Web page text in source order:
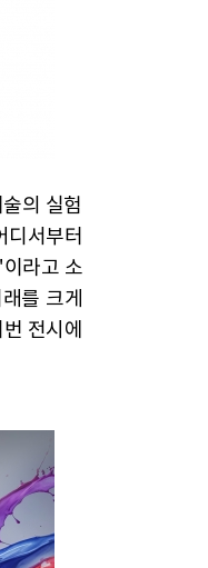
의 실험
서부터
라고 소
를 크게
전시에